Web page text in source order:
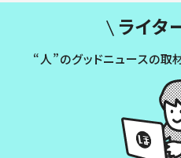
ライタ
“人”のグッドニュースの取